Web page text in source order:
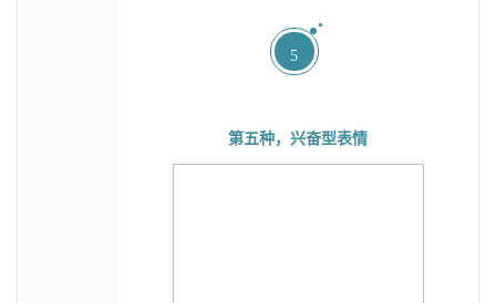
5
第五种，兴奋型表情